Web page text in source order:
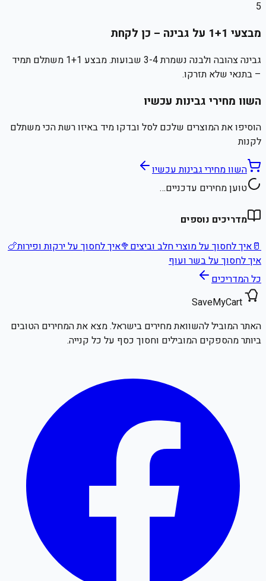
5
מבצעי 1+1 על גבינה – כן לקחת
גבינה צהובה ולבנה נשמרת 3-4 שבועות. מבצע 1+1 משתלם תמיד
– בתנאי שלא תזרקו.
השוו מחירי גבינות עכשיו
הוסיפו את המוצרים שלכם לסל ובדקו מיד באיזו רשת הכי משתלם
לקנות
השוו מחירי גבינות עכשיו
טוען מחירים עדכניים…
מדריכים נוספים
🥛איך לחסוך על מוצרי חלב וביצים🥦איך לחסוך על ירקות ופירות🍗
איך לחסוך על בשר ועוף
כל המדריכים
SaveMyCart
האתר המוביל להשוואת מחירים בישראל. מצא את המחירים הטובים
ביותר מהספקים המובילים וחסוך כסף על כל קנייה.